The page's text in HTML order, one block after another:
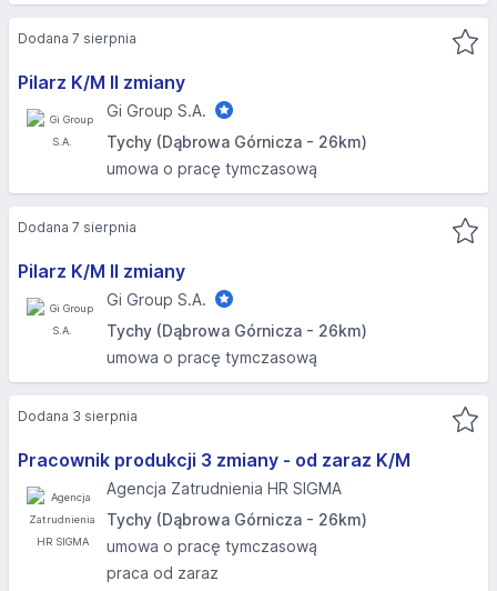
Pilarz K/M II zmiany
Gi Group S.A.
Tychy (Dąbrowa Górnicza - 26km)
umowa o pracę tymczasową
Dodana 7 sierpnia
Pilarz K/M II zmiany
Gi Group S.A.
Tychy (Dąbrowa Górnicza - 26km)
umowa o pracę tymczasową
Dodana 7 sierpnia
Pracownik produkcji 3 zmiany - od zaraz K/M
Agencja Zatrudnienia HR SIGMA
Tychy (Dąbrowa Górnicza - 26km)
umowa o pracę tymczasową
praca od zaraz
Dodana 3 sierpnia